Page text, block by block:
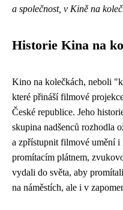
a společnost, v Kině na
Historie Kina na
Kino na kolečkách, neboli
které přináší filmové
České republice. Jeho
skupina nadšenců rozhodla
a zpřístupnit filmové umění i
promítacím plátnem,
vydali do světa, aby
na náměstích, ale i v